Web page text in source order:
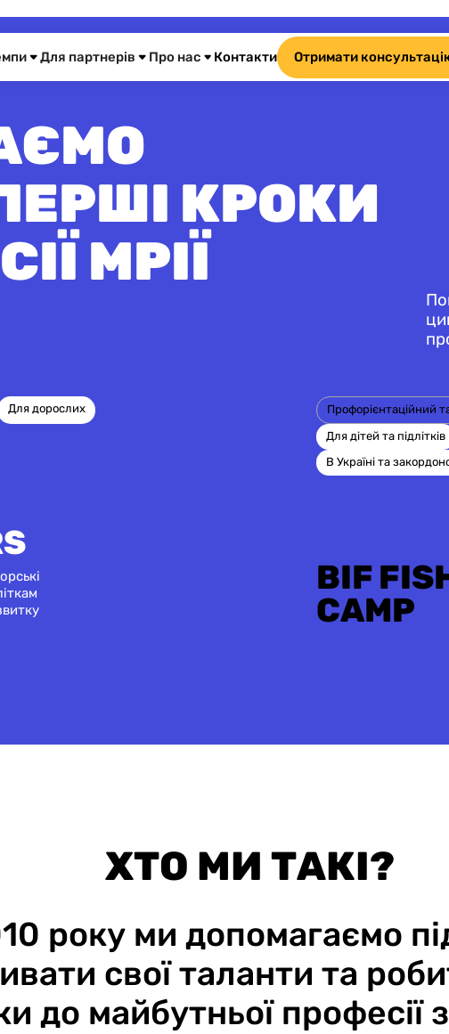
Для партнерів Про нас Контакти Отримати
КРОКИ
МРІЇ
Для дорослих
Профорієнтаційний
Для дітей та підлітків
В Україні та
BIF
CAMP
ХТО МИ ТАКІ?
року ми допомагаємо
свої таланти та
до майбутньої професії